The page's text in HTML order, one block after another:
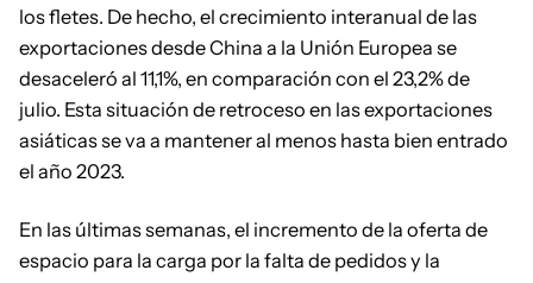
los fletes. De hecho, el crecimiento interanual de las
exportaciones desde China a la Unión Europea se
desaceleró al 11,1%, en comparación con el 23,2% de
julio. Esta situación de retroceso en las exportaciones
asiáticas se va a mantener al menos hasta bien entrado
el año 2023.
En las últimas semanas, el incremento de la oferta de
espacio para la carga por la falta de pedidos y la